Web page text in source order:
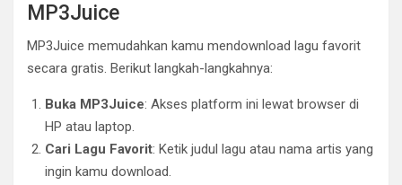
MP3Juice
MP3Juice memudahkan kamu mendownload lagu favorit
secara gratis. Berikut langkah-langkahnya:
Buka MP3Juice: Akses platform ini lewat browser di
HP atau laptop.
Cari Lagu Favorit: Ketik judul lagu atau nama artis yang
ingin kamu download.